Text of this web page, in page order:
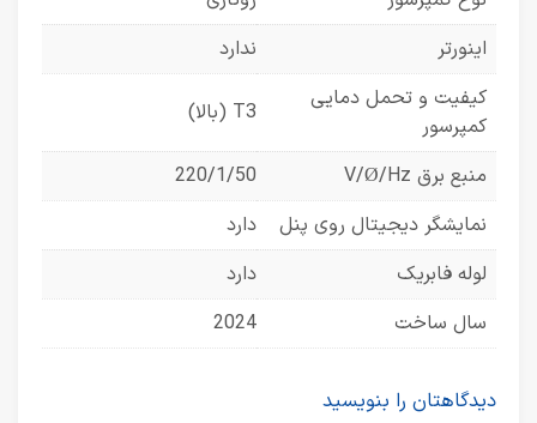
اینورتر
ندارد
کیفیت و تحمل دمایی
کمپرسور
T3 (بالا)
منبع برق V/Ø/Hz
220/1/50
نمایشگر دیجیتال روی پنل
دارد
لوله فابریک
دارد
سال ساخت
2024
دیدگاهتان را بنویسید